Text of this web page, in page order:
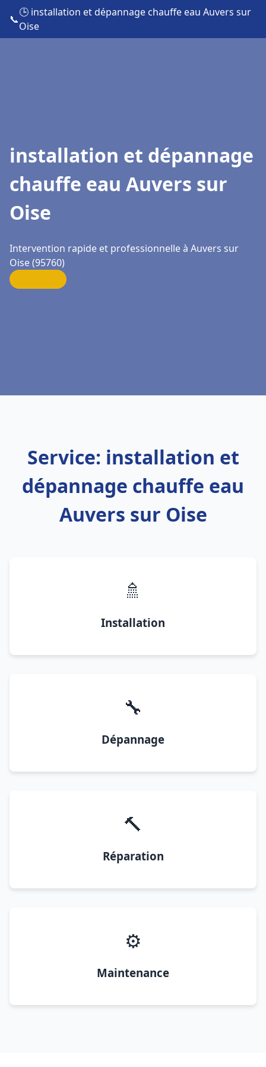
📞
🕒 installation et dépannage chauffe eau Auvers sur
Oise
installation et dépannage
chauffe eau Auvers sur
Oise
Intervention rapide et professionnelle à Auvers sur
Oise (95760)
Service: installation et
dépannage chauffe eau
Auvers sur Oise
🚿
Installation
🔧
Dépannage
🔨
Réparation
⚙️
Maintenance